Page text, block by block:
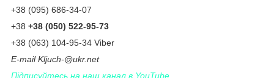
+38 (095) 686-34-07
+38 +38 (050) 522-95-73
+38 (063) 104-95-34 Viber
Е-mail Kljuch-@ukr.net
Підписуйтесь на наш канал в YouTube